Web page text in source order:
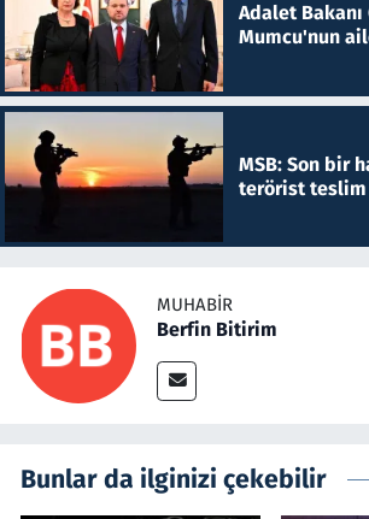
Adalet Bakanı
Mumcu'nun
MSB: Son bir
terörist
MUHABIR
Berfin Bitirim
Bunlar da ilginizi çekebilir